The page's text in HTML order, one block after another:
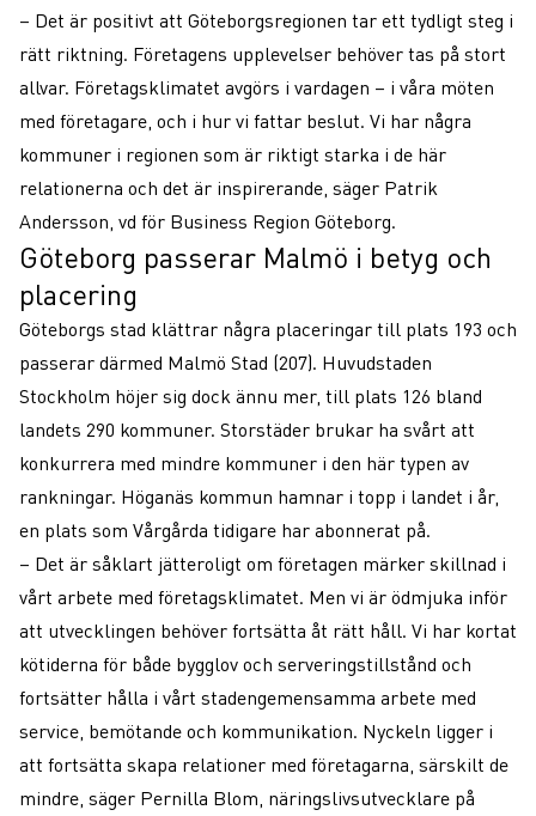
– Det är positivt att Göteborgsregionen tar ett tydligt steg i
rätt riktning. Företagens upplevelser behöver tas på stort
allvar. Företagsklimatet avgörs i vardagen – i våra möten
med företagare, och i hur vi fattar beslut. Vi har några
kommuner i regionen som är riktigt starka i de här
relationerna och det är inspirerande, säger Patrik
Andersson, vd för Business Region Göteborg.
Göteborg passerar Malmö i betyg och
placering
Göteborgs stad klättrar några placeringar till plats 193 och
passerar därmed Malmö Stad (207). Huvudstaden
Stockholm höjer sig dock ännu mer, till plats 126 bland
landets 290 kommuner. Storstäder brukar ha svårt att
konkurrera med mindre kommuner i den här typen av
rankningar. Höganäs kommun hamnar i topp i landet i år,
en plats som Vårgårda tidigare har abonnerat på.
– Det är såklart jätteroligt om företagen märker skillnad i
vårt arbete med företagsklimatet. Men vi är ödmjuka inför
att utvecklingen behöver fortsätta åt rätt håll. Vi har kortat
kötiderna för både bygglov och serveringstillstånd och
fortsätter hålla i vårt stadengemensamma arbete med
service, bemötande och kommunikation. Nyckeln ligger i
att fortsätta skapa relationer med företagarna, särskilt de
mindre, säger Pernilla Blom, näringslivsutvecklare på